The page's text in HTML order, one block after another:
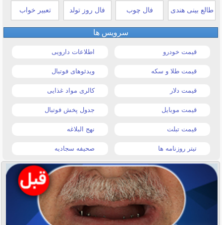
طالع بینی هندی فال چوب فال روز تولد تعبیر خواب
سرویس ها
قیمت خودرو اطلاعات دارویی
قیمت طلا و سکه ویدئوهای فوتبال
قیمت دلار کالری مواد غذایی
قیمت موبایل جدول پخش فوتبال
قیمت تبلت نهج البلاغه
تیتر روزنامه ها صحیفه سجادیه